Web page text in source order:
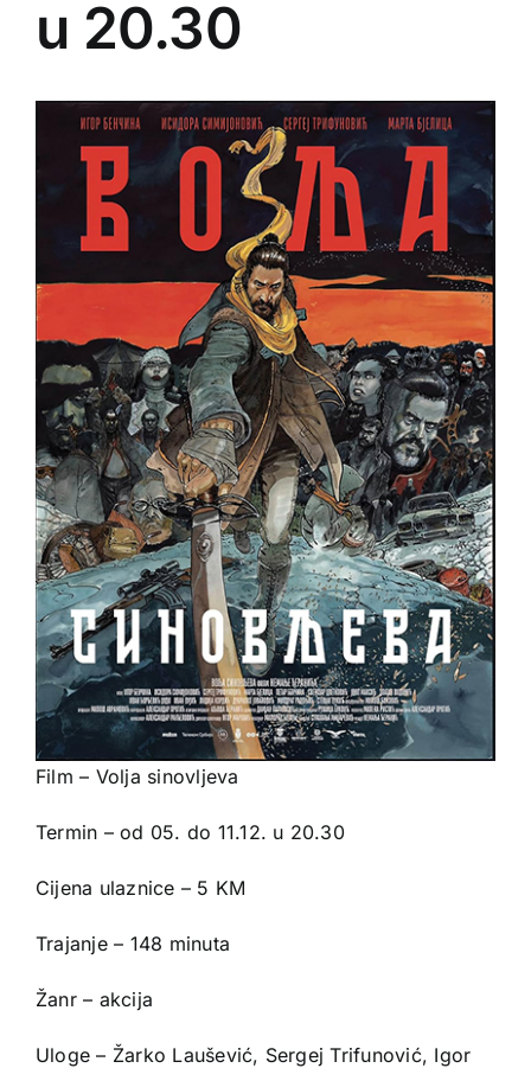
u 20.30
Film – Volja sinovljeva
Termin – od 05. do 11.12. u 20.30
Cijena ulaznice – 5 KM
Trajanje – 148 minuta
Žanr – akcija
Uloge – Žarko Laušević, Sergej Trifunović, Igor